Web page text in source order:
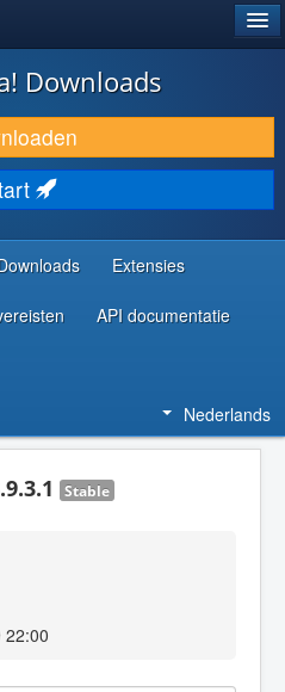
Downloads
Extensies
API documentatie
Nederlands
Stable
22:00